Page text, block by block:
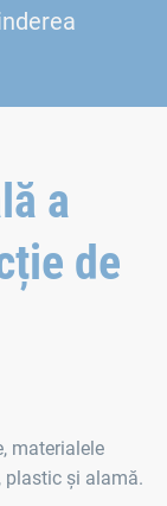
a
de
materialele
plastic și alamă.